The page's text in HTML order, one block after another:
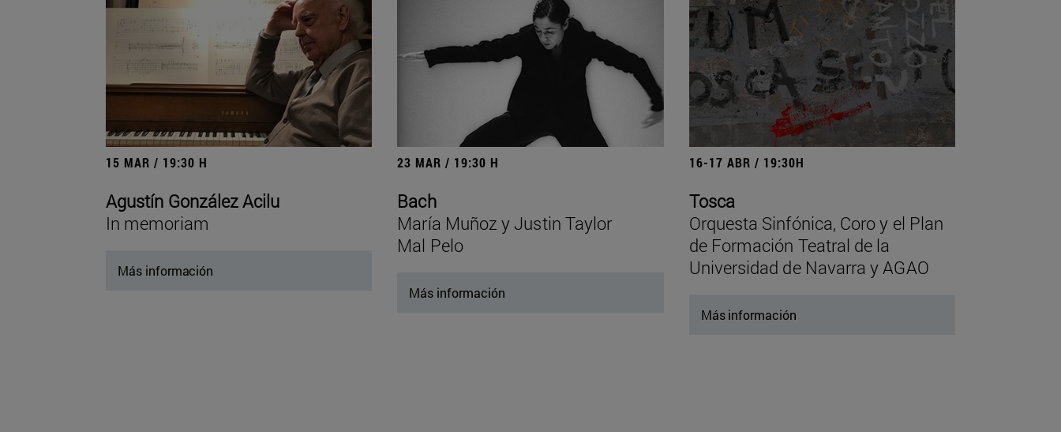
15 MAR / 19:30 H
Agustín González Acilu
In memoriam
Más información
23 MAR / 19:30 H
Bach
María Muñoz y Justin Taylor
Mal Pelo
Más información
16-17 ABR / 19:30H
Tosca
Orquesta Sinfónica, Coro y el Plan
de Formación Teatral de la
Universidad de Navarra y AGAO
Más información